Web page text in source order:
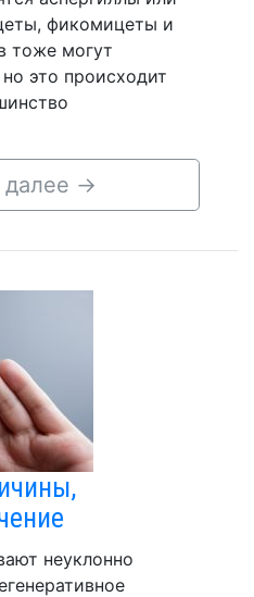
фикомицеты и
тоже могут
это происходит
далее →
неуклонно